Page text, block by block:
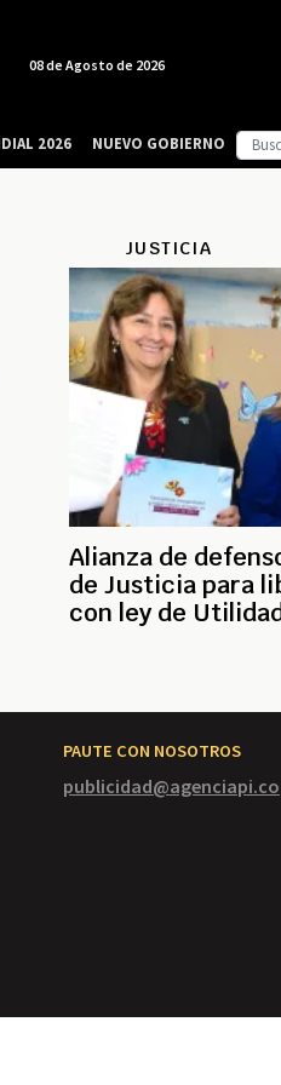
JUSTICIA
Alianza de
de Justicia para
con ley de
PAUTE CON NOSOTROS
publicidad@agenciapi.co
08 de Agosto de 2026
2026 NUEVO GOBIERNO